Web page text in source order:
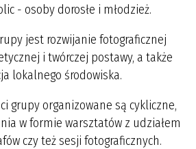
- osoby dorosłe i młodzież.
jest rozwijanie fotograficznej
i twórczej postawy, a także
lokalnego środowiska.
grupy organizowane są cykliczne,
w formie warsztatów z udziałem
czy też sesji fotograficznych.